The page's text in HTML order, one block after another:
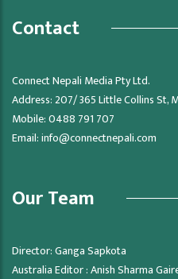
Contact
Connect Nepali Media Pty Ltd.
Address: 207/ 365 Little Collins St,
Mobile: 0488 791 707
Email:info@connectnepali.com
Our Team
Director: Ganga Sapkota
Australia Editor : Anish Sharma